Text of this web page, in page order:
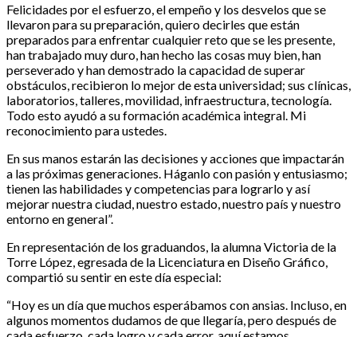
Felicidades por el esfuerzo, el empeño y los desvelos que se
llevaron para su preparación, quiero decirles que están
preparados para enfrentar cualquier reto que se les presente,
han trabajado muy duro, han hecho las cosas muy bien, han
perseverado y han demostrado la capacidad de superar
obstáculos, recibieron lo mejor de esta universidad; sus clínicas,
laboratorios, talleres, movilidad, infraestructura, tecnología.
Todo esto ayudó a su formación académica integral. Mi
reconocimiento para ustedes.
En sus manos estarán las decisiones y acciones que impactarán
a las próximas generaciones. Háganlo con pasión y entusiasmo;
tienen las habilidades y competencias para lograrlo y así
mejorar nuestra ciudad, nuestro estado, nuestro país y nuestro
entorno en general”.
En representación de los graduandos, la alumna Victoria de la
Torre López, egresada de la Licenciatura en Diseño Gráfico,
compartió su sentir en este día especial:
“Hoy es un día que muchos esperábamos con ansias. Incluso, en
algunos momentos dudamos de que llegaría, pero después de